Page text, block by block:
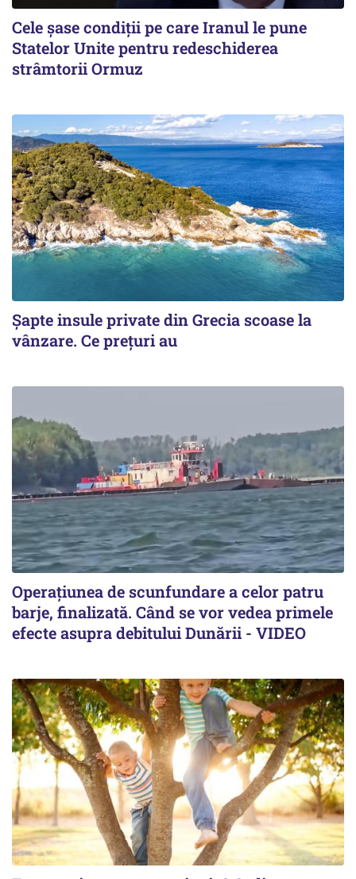
Cele șase condiții pe care Iranul le pune
Statelor Unite pentru redeschiderea
strâmtorii Ormuz
Șapte insule private din Grecia scoase la
vânzare. Ce prețuri au
Operațiunea de scunfundare a celor patru
barje, finalizată. Când se vor vedea primele
efecte asupra debitului Dunării - VIDEO